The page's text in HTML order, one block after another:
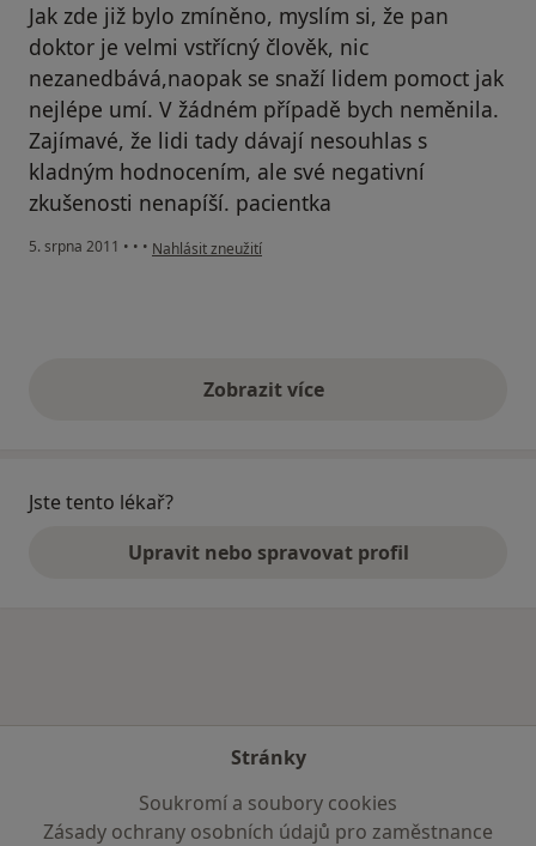
Jak zde již bylo zmíněno, myslím si, že pan
doktor je velmi vstřícný člověk, nic
nezanedbává,naopak se snaží lidem pomoct jak
nejlépe umí. V žádném případě bych neměnila.
Zajímavé, že lidi tady dávají nesouhlas s
kladným hodnocením, ale své negativní
zkušenosti nenapíší. pacientka
5. srpna 2011 • • • podle názoru uživatele Váš účet byl odstraněn
Nahlásit zneužití
Zobrazit vícevýše uvedené názory
Jste tento lékař?
Upravit nebo spravovat profil
Stránky
Soukromí a soubory cookies
Zásady ochrany osobních údajů pro zaměstnance